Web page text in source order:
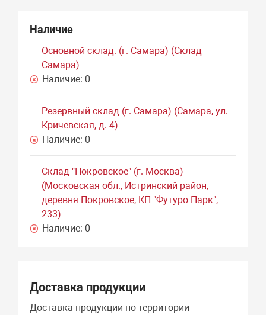
Наличие
Основной склад. (г. Самара) (Склад
Самара)
Наличие: 0
Резервный склад (г. Самара) (Самара, ул.
Кричевская, д. 4)
Наличие: 0
Склад "Покровское" (г. Москва)
(Московская обл., Истринский район,
деревня Покровское, КП "Футуро Парк",
233)
Наличие: 0
Доставка продукции
Доставка продукции по территории